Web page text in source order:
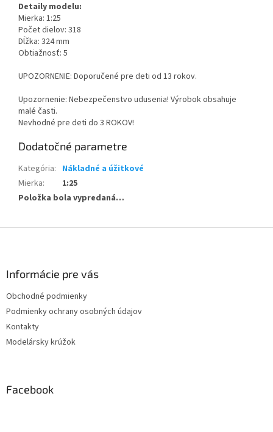
Detaily modelu:
Mierka: 1:25
Počet dielov: 318
Dĺžka: 324 mm
Obtiažnosť: 5
UPOZORNENIE: Doporučené pre deti od 13 rokov.
Upozornenie: Nebezpečenstvo udusenia! Výrobok obsahuje
malé časti.
Nevhodné pre deti do 3 ROKOV!
Dodatočné parametre
Kategória: Nákladné a úžitkové
Mierka:
1:25
Položka bola vypredaná…
Informácie pre vás
Obchodné podmienky
Podmienky ochrany osobných údajov
Kontakty
Modelársky krúžok
Facebook